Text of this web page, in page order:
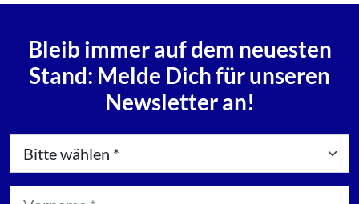
Bleib immer auf dem neuesten
Stand: Melde Dich für unseren
Newsletter an!